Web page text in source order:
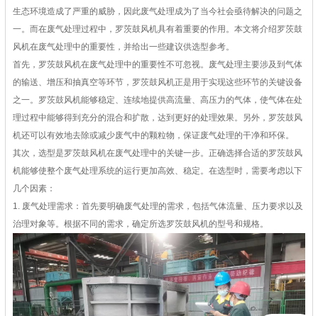
生态环境造成了严重的威胁，因此废气处理成为了当今社会亟待解决的问题之
一。而在废气处理过程中，罗茨鼓风机具有着重要的作用。本文将介绍罗茨鼓
风机在废气处理中的重要性，并给出一些建议供选型参考。
首先，罗茨鼓风机在废气处理中的重要性不可忽视。废气处理主要涉及到气体
的输送、增压和抽真空等环节，罗茨鼓风机正是用于实现这些环节的关键设备
之一。罗茨鼓风机能够稳定、连续地提供高流量、高压力的气体，使气体在处
理过程中能够得到充分的混合和扩散，达到更好的处理效果。另外，罗茨鼓风
机还可以有效地去除或减少废气中的颗粒物，保证废气处理的干净和环保。
其次，选型是罗茨鼓风机在废气处理中的关键一步。正确选择合适的罗茨鼓风
机能够使整个废气处理系统的运行更加高效、稳定。在选型时，需要考虑以下
几个因素：
1. 废气处理需求：首先要明确废气处理的需求，包括气体流量、压力要求以及
治理对象等。根据不同的需求，确定所选罗茨鼓风机的型号和规格。